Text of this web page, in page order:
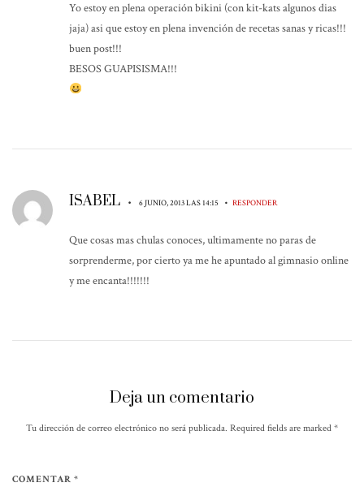
Yo estoy en plena operación bikini (con kit-kats algunos dias
jaja) asi que estoy en plena invención de recetas sanas y ricas!!!
buen post!!!
BESOS GUAPISISMA!!!
ISABEL • 6 JUNIO, 2013 LAS 14:15 • RESPONDER
Que cosas mas chulas conoces, ultimamente no paras de
sorprenderme, por cierto ya me he apuntado al gimnasio online
y me encanta!!!!!!!
Deja un comentario
Tu dirección de correo electrónico no será publicada. Required fields are marked *
COMENTAR *